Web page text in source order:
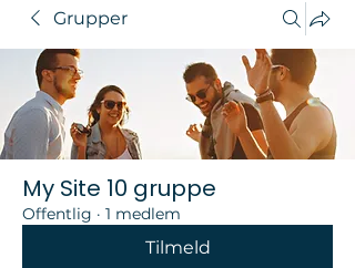
Grupper
My Site 10 gruppe
Offentlig · 1 medlem
Tilmeld